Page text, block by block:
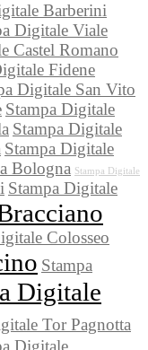
Barberini
Digitale Viale
Castel Romano
Fidene
Digitale San Vito
Stampa Digitale
Stampa Digitale
Stampa Digitale
Bologna Stampa Digitale
Stampa Digitale
Colosseo
Stampa
Digitale
Tor Pagnotta
Digitale